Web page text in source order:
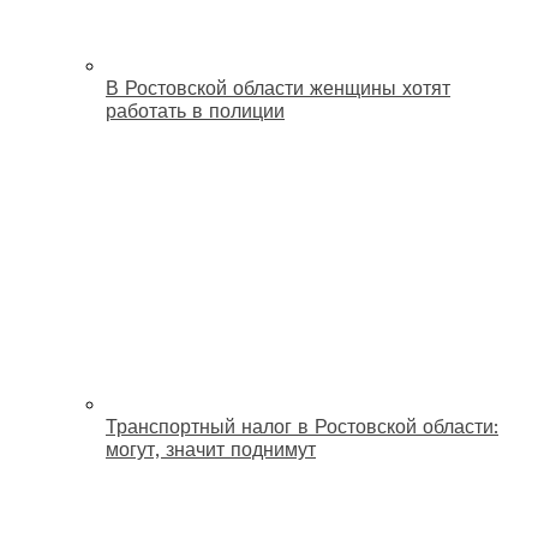
В Ростовской области женщины хотят
работать в полиции
Транспортный налог в Ростовской области:
могут, значит поднимут